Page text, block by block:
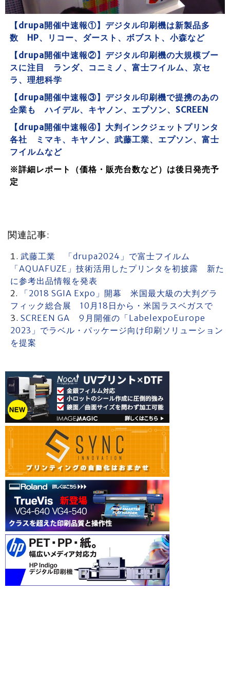
【drupa開催中速報①】デジタル印刷機は新製品多
数 HP、リコー、ダースト、ボブスト、小森など
【drupa開催中速報②】デジタル印刷機の大規模ブー
スに注目 ランダ、コニミノ、富士フイルム、京セ
ラ、理想科学
【drupa開催中速報③】デジタル印刷機で提携のあの
企業も ハイデル、キヤノン、エプソン、SCREEN
【drupa開催中速報④】大判インクジェットプリンタ
各社 ミマキ、キヤノン、武藤工業、エプソン、富士
フイルムなど
※詳細レポート（価格・販売台数など）は後日発売予
定
関連記事:
武藤工業 「drupa2024」で富士フイルム
「AQUAFUZE」技術活用したプリンタを初披露 新た
に参考出品情報を発表
「2018 SGIA Expo」開幕 米国最大級の大判グラ
フィック総合展 10月18日から・米国ラスベガスで
SCREEN GA 9月開催の「LabelexpoEurope
2023」でラベル・パッケージ向け印刷ソリューション
を提案